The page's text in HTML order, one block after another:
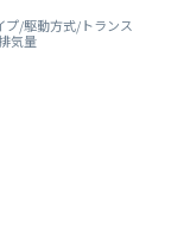
プ/駆動方式/トランス
気量